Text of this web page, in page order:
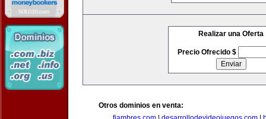
Realizar una Oferta
Precio Ofrecido $
Otros dominios en venta: